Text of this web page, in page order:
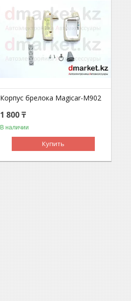
Корпус брелока Magicar-M902
1 800 ₸
В наличии
Купить